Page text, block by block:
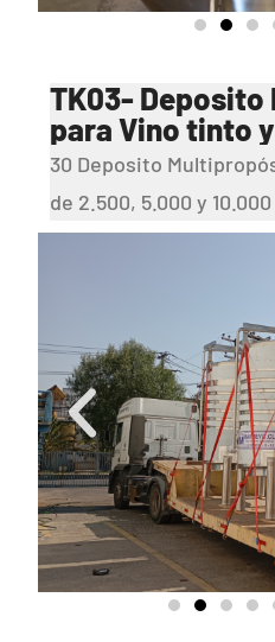
TK03-
para Vino tinto
30 Deposito
de 2.500, 5.000 y